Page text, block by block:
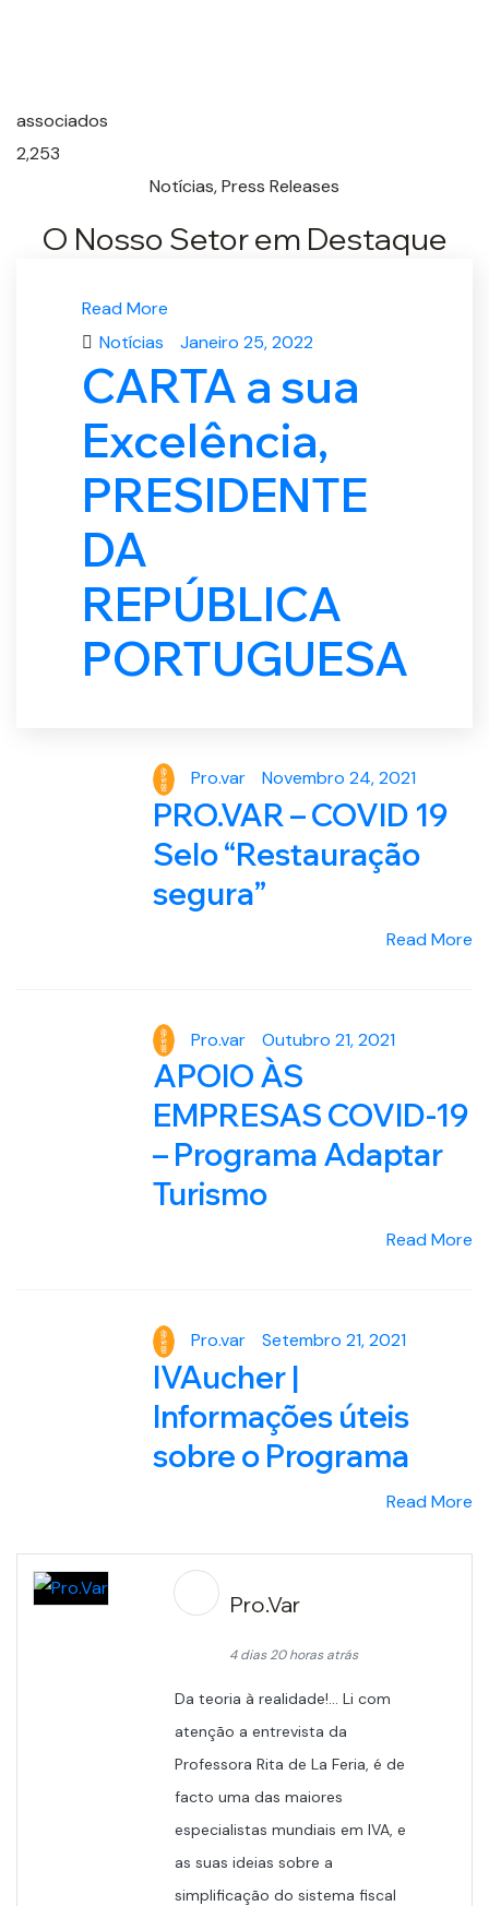
associados
2,253
Notícias, Press Releases
O Nosso Setor em Destaque
Read More
Notícias
Janeiro 25, 2022
CARTA a sua
Excelência,
PRESIDENTE
DA
REPÚBLICA
PORTUGUESA
Pro.var Novembro 24, 2021
PRO.VAR – COVID 19
Selo “Restauração
segura”
Read More
Pro.var Outubro 21, 2021
APOIO ÀS
EMPRESAS COVID-19
– Programa Adaptar
Turismo
Read More
Pro.var Setembro 21, 2021
IVAucher |
Informações úteis
sobre o Programa
Read More
Pro.Var
4 dias 20 horas atrás
Da teoria à realidade!... Li com
atenção a entrevista da
Professora Rita de La Feria, é de
facto uma das maiores
especialistas mundiais em IVA, e
as suas ideias sobre a
simplificação do sistema fiscal